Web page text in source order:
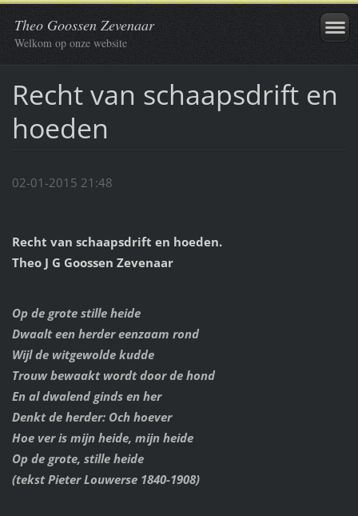
Theo Goossen Zevenaar
Welkom op onze website
Recht van schaapsdrift en
hoeden
02-01-2015 21:48
Recht van schaapsdrift en hoeden.
Theo J G Goossen Zevenaar
Op de grote stille heide
Dwaalt een herder eenzaam rond
Wijl de witgewolde kudde
Trouw bewaakt wordt door de hond
En al dwalend ginds en her
Denkt de herder: Och hoever
Hoe ver is mijn heide, mijn heide
Op de grote, stille heide
(tekst Pieter Louwerse 1840-1908)